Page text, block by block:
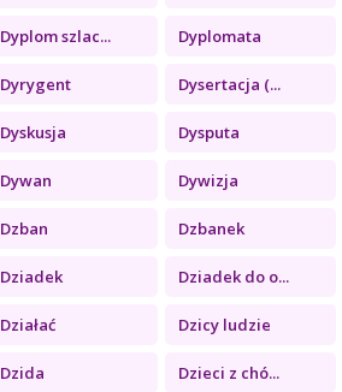
Dyplom szlac... Dyplomata
Dyrygent Dysertacja (...
Dyskusja Dysputa
Dywan Dywizja
Dzban Dzbanek
Dziadek Dziadek do o...
Działać Dzicy ludzie
Dzida Dzieci z chó...